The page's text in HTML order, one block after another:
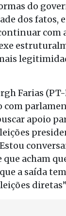
do
dos fatos,
com
Farias (PT-
com
apoio
que acham
a saída